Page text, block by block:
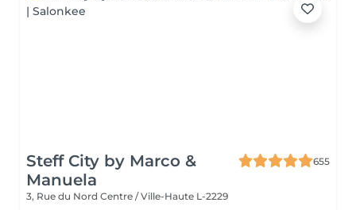
Steff City by Marco &
Manuela
655
3, Rue du Nord Centre / Ville-Haute L-2229